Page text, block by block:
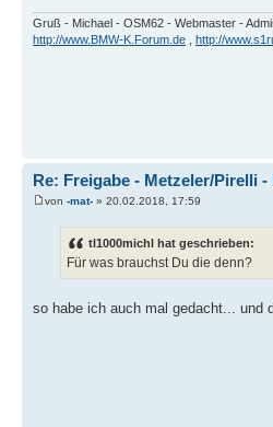
Gruß - Michael - OSM62 - Webmaster -
http://www.BMW-K.Forum.de
http://
Re: Freigabe - Metzeler/Pirelli -
von -mat- » 20.02.2018, 17:59
tl1000michl hat geschrieben:
Für was brauchst Du die denn?
so habe ich auch mal gedacht... und